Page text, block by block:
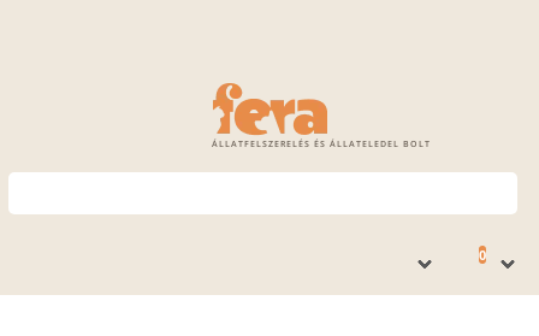
ÁLLATFELSZERELÉS ÉS ÁLLATELEDEL BOLT
0